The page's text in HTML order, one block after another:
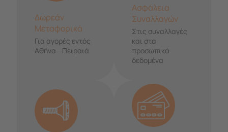
Δωρεάν
Μεταφορικά
Για αγορές εντός
Αθήνα - Πειραιά
Ασφάλεια
Συναλλαγών
Στις συναλλαγές
και στα
προσωπικά
δεδομένα